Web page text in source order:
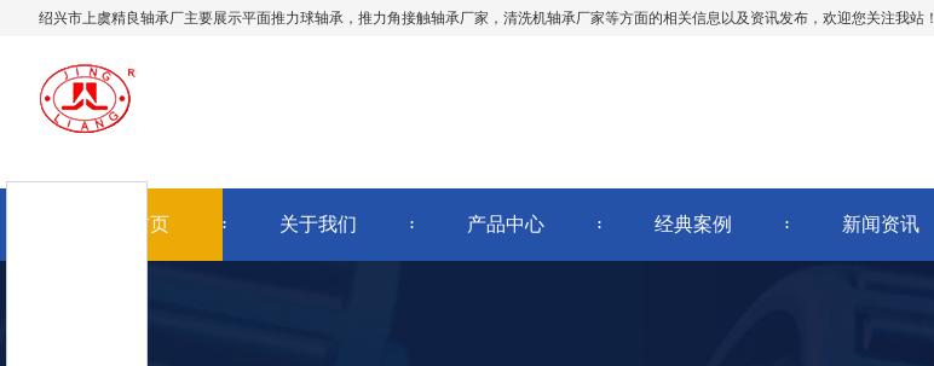
绍兴市上虞精良轴承厂主要展示平面推力球轴承 ，推力角接触轴承厂家，清洗机轴承厂家等方面的相关信息以及资讯发布，欢迎您关注我站！
网站首页 关于我们 产品中心 经典案例 新闻资讯